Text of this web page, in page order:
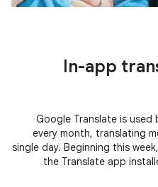
In-app
Google Translate is
every month, translating
single day. Beginning this
the Translate app